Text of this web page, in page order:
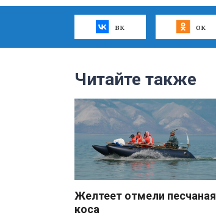
вк ок
Читайте также
Желтеет отмели песчаная
коса